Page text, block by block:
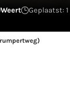
Weert Geplaatst: